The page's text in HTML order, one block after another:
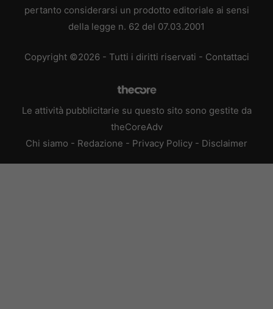
pertanto considerarsi un prodotto editoriale ai sensi
della legge n. 62 del 07.03.2001
Copyright ©2026 - Tutti i diritti riservati - Contattaci
Le attività pubblicitarie su questo sito sono gestite da
theCoreAdv
Chi siamo - Redazione - Privacy Policy - Disclaimer